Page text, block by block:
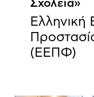
Σχολεία»
Ελληνική
(ΕΕΠΦ)